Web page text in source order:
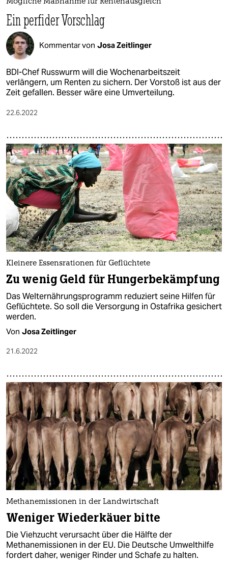
Mögliche Maßnahme für Rentenausgleich
Ein perfider Vorschlag
Kommentar von Josa Zeitlinger
BDI-Chef Russwurm will die Wochenarbeitszeit
verlängern, um Renten zu sichern. Der Vorstoß ist aus der
Zeit gefallen. Besser wäre eine Umverteilung.
22.6.2022
Kleinere Essensrationen für Geflüchtete
Zu wenig Geld für Hungerbekämpfung
Das Welternährungsprogramm reduziert seine Hilfen für
Geflüchtete. So soll die Versorgung in Ostafrika gesichert
werden.
Von Josa Zeitlinger
21.6.2022
Methanemissionen in der Landwirtschaft
Weniger Wiederkäuer bitte
Die Viehzucht verursacht über die Hälfte der
Methanemissionen in der EU. Die Deutsche Umwelthilfe
fordert daher, weniger Rinder und Schafe zu halten.